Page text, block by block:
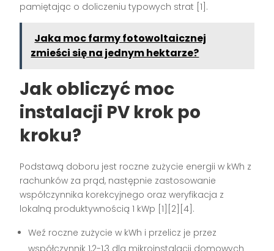
pamiętając o doliczeniu typowych strat [1].
Jaka moc farmy fotowoltaicznej
zmieści się na jednym hektarze?
Jak obliczyć moc
instalacji PV krok po
kroku?
Podstawą doboru jest roczne zużycie energii w kWh z
rachunków za prąd, następnie zastosowanie
współczynnika korekcyjnego oraz weryfikacja z
lokalną produktywnością 1 kWp [1][2][4].
Weź roczne zużycie w kWh i przelicz je przez